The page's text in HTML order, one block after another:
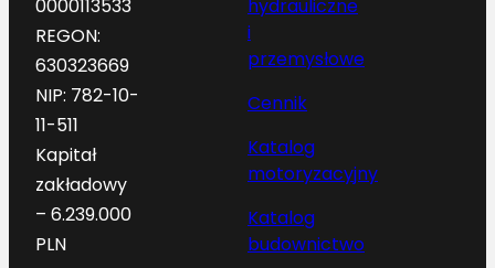
0000113533
REGON:
630323669
NIP: 782-10-
11-511
Kapitał
zakładowy
– 6.239.000
PLN
hydrauliczne
i
przemysłowe
Cennik
Katalog
motoryzacyjny
Katalog
budownictwo